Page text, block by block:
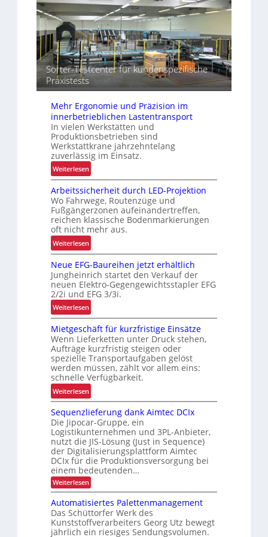
t
u
n
d
B
e
t
r
e
b
s
s
i
c
h
e
r
h
e
i
t
a
z
i
t
ä
t
e
n
d
e
r
n
t
r
a
l
o
g
i
s
t
i
k
Sorter-Testcenter für kundenspezifische
Praxistests
Mehr Ergonomie und Präzision im
innerbetrieblichen Lastentransport
In vielen Werkstätten und
Produktionsbetrieben sind
Werkstattkrane jahrzehntelang
zuverlässig im Einsatz.
Weiterlesen:
M
e
h
r
E
r
g
n
o
m
i
e
u
n
d
P
r
ä
z
i
s
i
o
n
i
m
i
n
n
e
r
Arbeitssicherheit durch LED-Projektion
Wo Fahrwege, Routenzüge und
Fußgängerzonen aufeinandertreffen,
reichen klassische Bodenmarkierungen
oft nicht mehr aus.
Weiterlesen:
A
r
b
e
i
t
s
i
c
h
e
r
h
e
i
t
d
u
r
c
h
L
E
D
Neue EFG-Baureihen jetzt erhältlich
Jungheinrich startet den Verkauf der
neuen Elektro-Gegengewichtsstapler EFG
2/2i und EFG 3/3i.
Weiterlesen:
N
e
u
e
E
F
G
-
B
a
u
r
e
i
h
e
n
j
e
t
Mietgeschäft für kurzfristige Einsätze
Wenn Lieferketten unter Druck stehen,
Aufträge kurzfristig steigen oder
spezielle Transportaufgaben gelöst
werden müssen, zählt vor allem eins:
schnelle Verfügbarkeit.
Weiterlesen:
M
i
e
t
g
e
s
c
h
ä
f
t
Sequenzlieferung dank Aimtec DCIx
Die Jipocar-Gruppe, ein
Logistikunternehmen und 3PL-Anbieter,
nutzt die JIS-Lösung (Just in Sequence)
der Digitalisierungsplattform Aimtec
DCIx für die Produktionsversorgung bei
einem bedeutenden…
Weiterlesen:
S
q
u
e
n
Automatisiertes Palettenmanagement
Das Schüttorfer Werk des
Kunststoffverarbeiters Georg Utz bewegt
jährlich ein riesiges Sendungsvolumen.